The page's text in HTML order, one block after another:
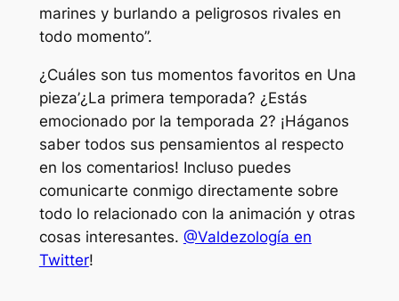
marines y burlando a peligrosos rivales en
todo momento”.
¿Cuáles son tus momentos favoritos en Una
pieza’¿La primera temporada? ¿Estás
emocionado por la temporada 2? ¡Háganos
saber todos sus pensamientos al respecto
en los comentarios! Incluso puedes
comunicarte conmigo directamente sobre
todo lo relacionado con la animación y otras
cosas interesantes. @Valdezología en
Twitter!